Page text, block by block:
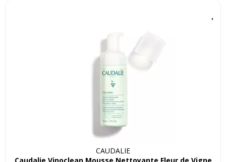
CAUDALIE